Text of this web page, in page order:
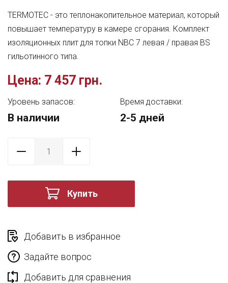
TERMOTEC - это теплонакопительное материал, который
повышает температуру в камере сгорания. Комплект
изоляционных плит для топки NBC 7 левая / правая BS
гильотинного типа.
Цена: 7 457 грн.
Уровень запасов:
В наличии
Время доставки:
2-5 дней
Купить
Добавить в избранное
Задайте вопрос
Добавить для сравнения